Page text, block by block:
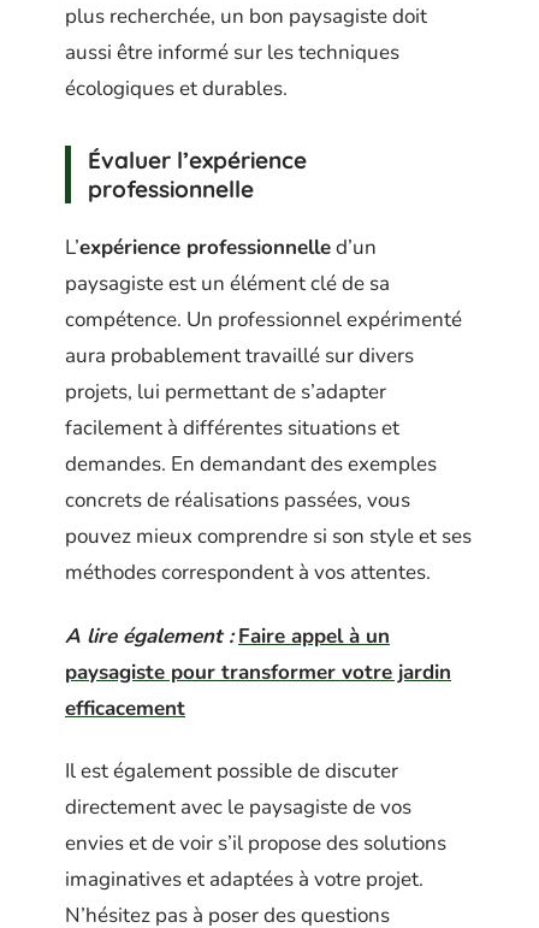
plus recherchée, un bon paysagiste doit
aussi être informé sur les techniques
écologiques et durables.
Évaluer l’expérience
professionnelle
L’expérience professionnelled’un
paysagiste est un élément clé de sa
compétence. Un professionnel expérimenté
aura probablement travaillé sur divers
projets, lui permettant de s’adapter
facilement à différentes situations et
demandes. En demandant des exemples
concrets de réalisations passées, vous
pouvez mieux comprendre si son style et ses
méthodes correspondent à vos attentes.
A lire également : Faire appel à un
paysagiste pour transformer votre jardin
efficacement
Il est également possible de discuter
directement avec le paysagiste de vos
envies et de voir s’il propose des solutions
imaginatives et adaptées à votre projet.
N’hésitez pas à poser des questions